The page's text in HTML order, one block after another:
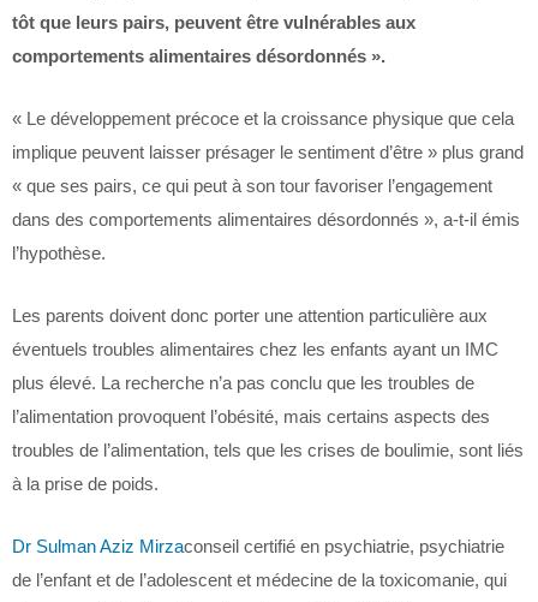
tôt que leurs pairs, peuvent être vulnérables aux
comportements alimentaires désordonnés ».
« Le développement précoce et la croissance physique que cela
implique peuvent laisser présager le sentiment d’être » plus grand
« que ses pairs, ce qui peut à son tour favoriser l’engagement
dans des comportements alimentaires désordonnés », a-t-il émis
l’hypothèse.
Les parents doivent donc porter une attention particulière aux
éventuels troubles alimentaires chez les enfants ayant un IMC
plus élevé. La recherche n’a pas conclu que les troubles de
l’alimentation provoquent l’obésité, mais certains aspects des
troubles de l’alimentation, tels que les crises de boulimie, sont liés
à la prise de poids.
Dr Sulman Aziz Mirzaconseil certifié en psychiatrie, psychiatrie
de l’enfant et de l’adolescent et médecine de la toxicomanie, qui